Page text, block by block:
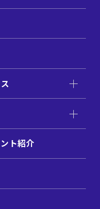
ト紹介